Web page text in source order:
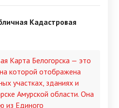
Кадастровая
Карта Белогорска — это
которой отображена
участках, зданиях и
Амурской области. Она
из Единого